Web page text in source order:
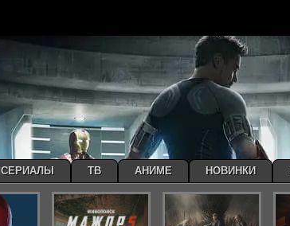
СЕРИАЛЫ ТВ АНИМЕ НОВИНКИ